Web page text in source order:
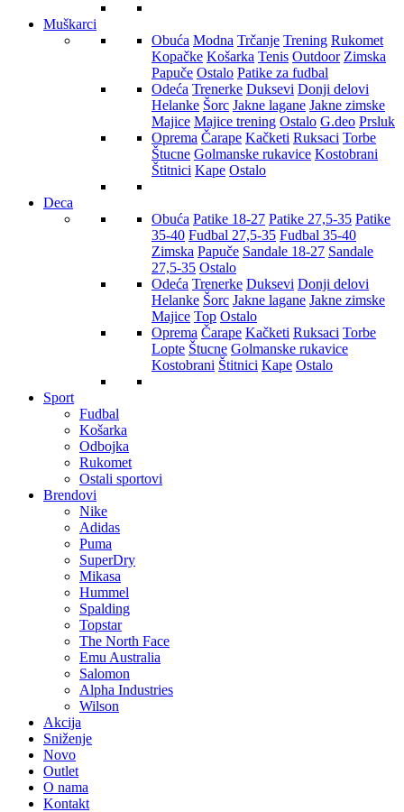
Muškarci
Obuća Modna Trčanje Trening Rukomet
Kopačke Košarka Tenis Outdoor Zimska
Papuče Ostalo Patike za fudbal
Odeća Trenerke Duksevi Donji delovi
Helanke Šorc Jakne lagane Jakne zimske
Majice Majice trening Ostalo G.deo Prsluk
Oprema Čarape Kačketi Ruksaci Torbe
Štucne Golmanske rukavice Kostobrani
Štitnici Kape Ostalo
Deca
Obuća Patike 18-27 Patike 27,5-35 Patike
35-40 Fudbal 27,5-35 Fudbal 35-40
Zimska Papuče Sandale 18-27 Sandale
27,5-35 Ostalo
Odeća Trenerke Duksevi Donji delovi
Helanke Šorc Jakne lagane Jakne zimske
Majice Top Ostalo
Oprema Čarape Kačketi Ruksaci Torbe
Lopte Štucne Golmanske rukavice
Kostobrani Štitnici Kape Ostalo
Sport
Fudbal
Košarka
Odbojka
Rukomet
Ostali sportovi
Brendovi
Nike
Adidas
Puma
SuperDry
Mikasa
Hummel
Spalding
Topstar
The North Face
Emu Australia
Salomon
Alpha Industries
Wilson
Akcija
Sniženje
Novo
Outlet
O nama
Kontakt